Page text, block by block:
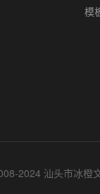
模
2024 汕头市冰橙